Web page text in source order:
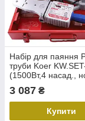
Набір для паяння
труби Koer
(1500Вт,4 насад.,
рівень) (KA0003)
3 087 ₴
Купити